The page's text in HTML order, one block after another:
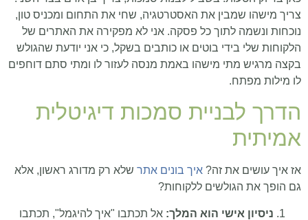
צריך מישהו שמבין את האסטרטגיה, שחי את התחום ומכניס טון,
נוכחות ונשמה לתוך כל פסקה. אני לא מפקירה את האתרים של
הלקוחות שלי בידי בוטים או כותבים בשקל, כי אני יודעת שהגולש
בקצה מרגיש מתי מישהו באמת מנסה לעזור לו ומתי סתם דוחפים
לו מילות מפתח.
הדרך לבניית סמכות דיגיטלית
אמיתית
אז איך עושים את זה? איך בונים אתר שלא רק מדורג ראשון, אלא
גם הופך את הגולשים ללקוחות?
ניסיון אישי הוא המלך: אל תכתבו "איך להיגמל", תכתבו